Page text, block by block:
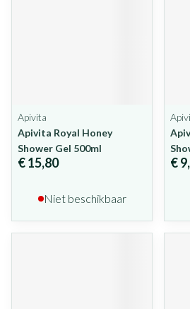
Apivita
Apivita Royal Honey
Shower Gel 500ml
€ 15,80
Niet beschikbaar
€